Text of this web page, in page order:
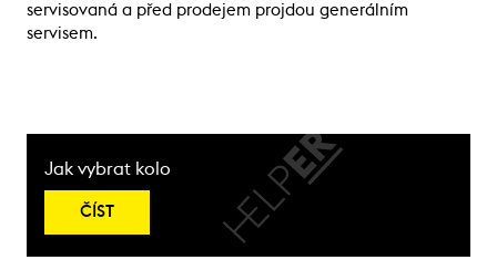
servisovaná a před prodejem projdou generálním
servisem.
Jak vybrat kolo
ČÍST